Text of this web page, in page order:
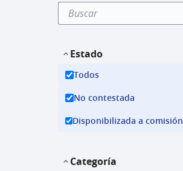
Estado
Todos
No contestada
Disponibilizada a comisión ejecutiva
Categoría